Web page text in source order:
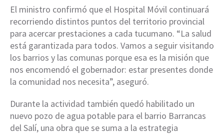
El ministro confirmó que el Hospital Móvil continuará
recorriendo distintos puntos del territorio provincial
para acercar prestaciones a cada tucumano. “La salud
está garantizada para todos. Vamos a seguir visitando
los barrios y las comunas porque esa es la misión que
nos encomendó el gobernador: estar presentes donde
la comunidad nos necesita”, aseguró.
Durante la actividad también quedó habilitado un
nuevo pozo de agua potable para el barrio Barrancas
del Salí, una obra que se suma a la estrategia